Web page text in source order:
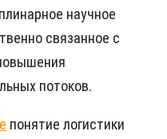
научное
связанное с
потоков.
понятие логистики